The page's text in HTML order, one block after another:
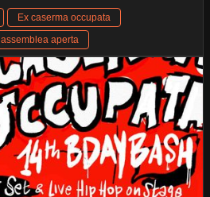
Ex caserma occupata
assemblea aperta